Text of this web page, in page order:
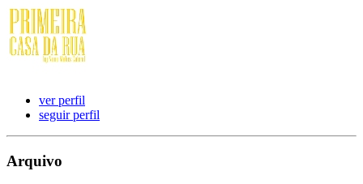
ver perfil
seguir perfil
Arquivo